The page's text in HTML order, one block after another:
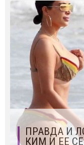
ПРАВДА И
КИМ И ЕЕ